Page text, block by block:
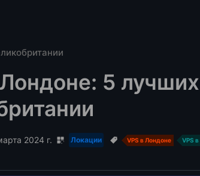
Лондоне: 5
2024 г. Локации VPS в Лондоне VPS